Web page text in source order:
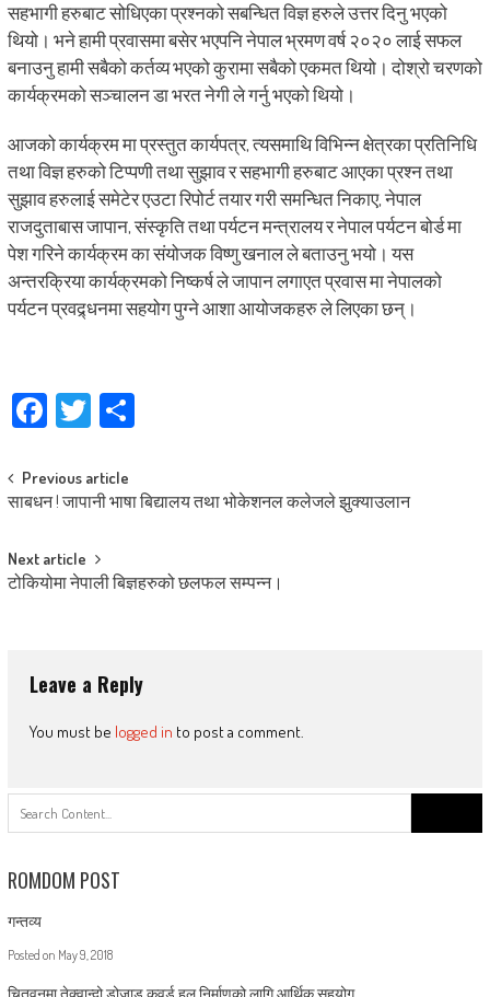
सहभागी हरुबाट सोधिएका प्रश्नको सबन्धित विज्ञ हरुले उत्तर दिनु भएको
थियो। भने हामी प्रवासमा बसेर भएपनि नेपाल भ्रमण वर्ष २०२० लाई सफल
बनाउनु हामी सबैको कर्तव्य भएको कुरामा सबैको एकमत थियो। दोश्रो चरणको
कार्यक्रमको सञ्चालन डा भरत नेगी ले गर्नु भएको थियो।
आजको कार्यक्रम मा प्रस्तुत कार्यपत्र, त्यसमाथि विभिन्न क्षेत्रका प्रतिनिधि
तथा विज्ञ हरुको टिप्पणी तथा सुझाव र सहभागी हरुबाट आएका प्रश्न तथा
सुझाव हरुलाई समेटेर एउटा रिपोर्ट तयार गरी समन्धित निकाए, नेपाल
राजदुताबास जापान, संस्कृति तथा पर्यटन मन्त्रालय र नेपाल पर्यटन बोर्ड मा
पेश गरिने कार्यक्रम का संयोजक विष्णु खनाल ले बताउनु भयो। यस
अन्तरक्रिया कार्यक्रमको निष्कर्ष ले जापान लगाएत प्रवास मा नेपालको
पर्यटन प्रवद्र्धनमा सहयोग पुग्ने आशा आयोजकहरु ले लिएका छन्।
Facebook
TwitterShare
Post
navigation
Previous article
साबधन ! जापानी भाषा बिद्यालय तथा भोकेशनल कलेजले झुक्याउलान
Next article
टोकियोमा नेपाली बिज्ञहरुको छलफल सम्पन्न।
Leave a Reply
You must be logged in to post a comment.
for:
ROMDOM POST
गन्तव्य
Posted on May 9, 2018
चितवनमा तेक्वान्दो डोजाड् कवर्ड हल निर्माणको लागि आर्थिक सहयोग